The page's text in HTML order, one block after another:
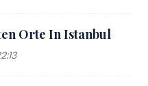
Orte In Istanbul